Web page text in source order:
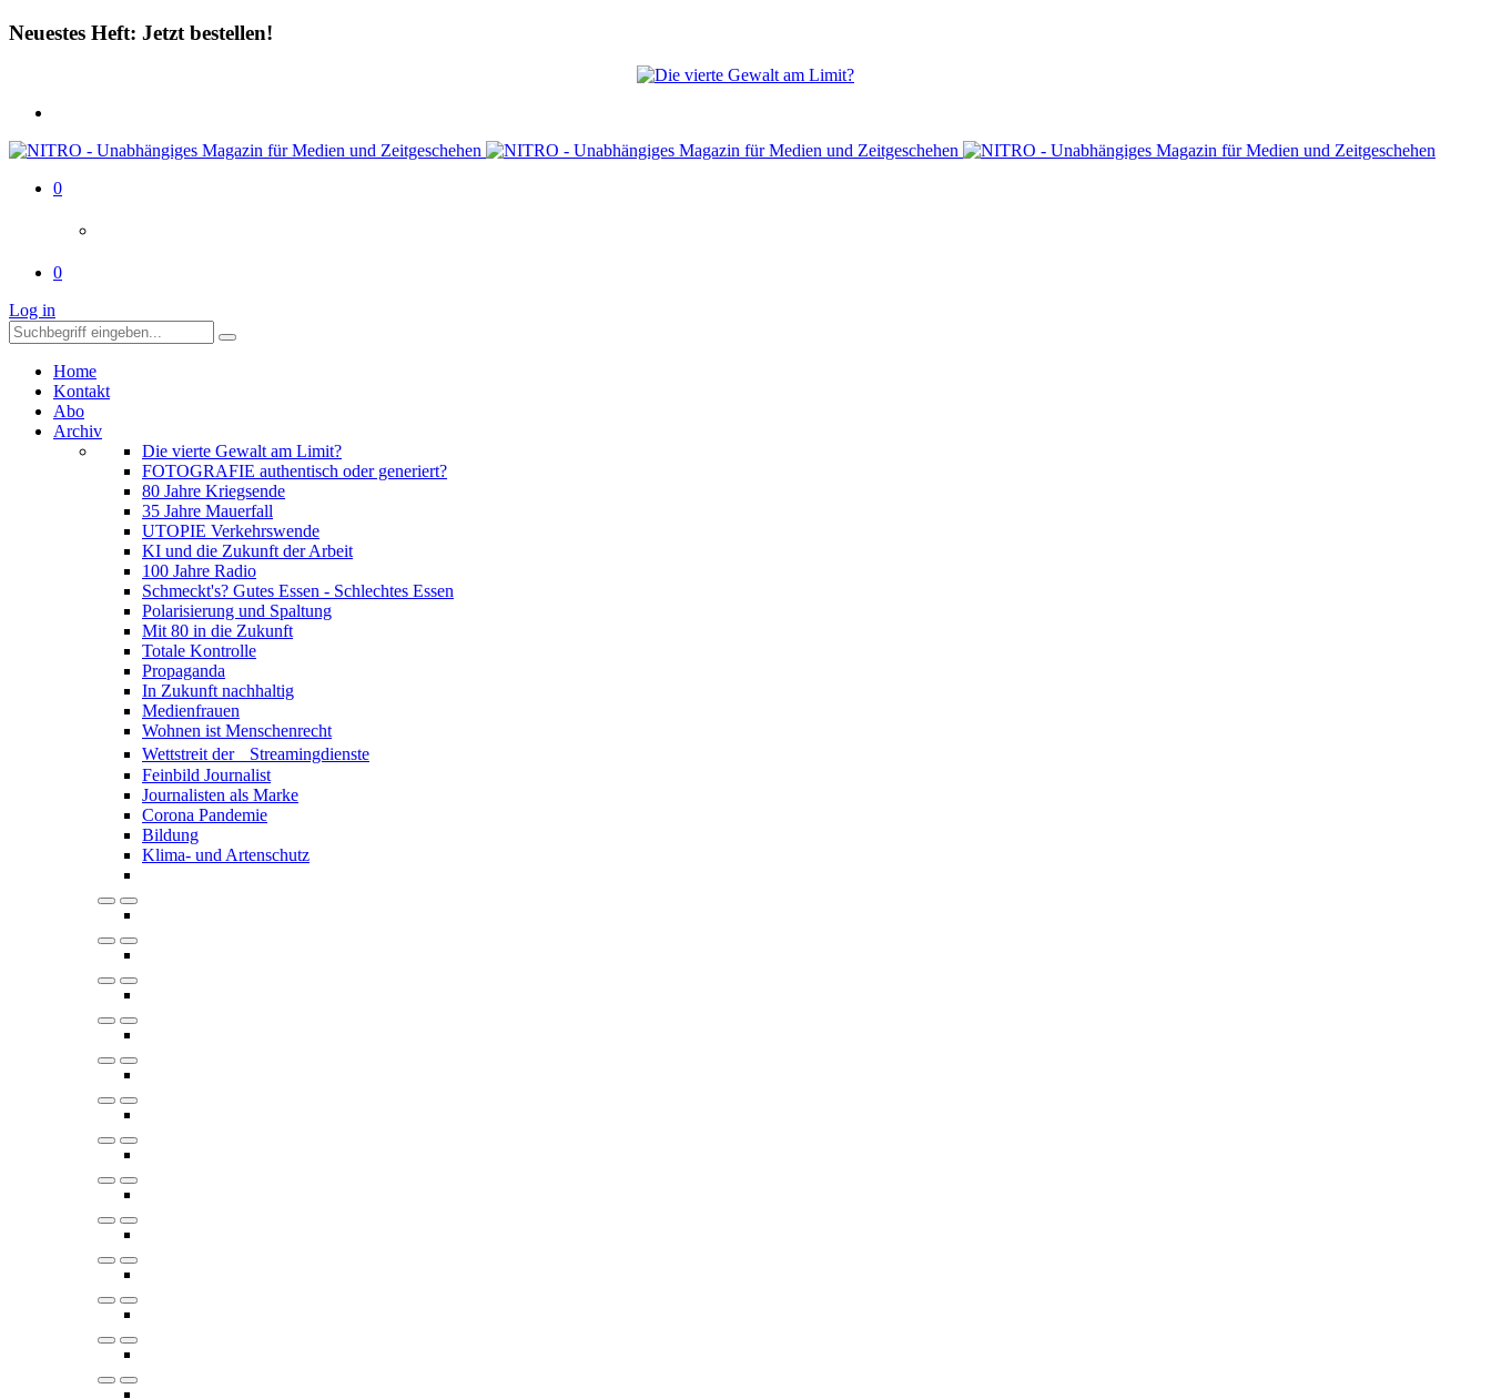
Neuestes Heft: Jetzt bestellen!
0
0
Log in
Home
Kontakt
Abo
Archiv
Die vierte Gewalt am Limit?
FOTOGRAFIE authentisch oder generiert?
80 Jahre Kriegsende
35 Jahre Mauerfall
UTOPIE Verkehrswende
KI und die Zukunft der Arbeit
100 Jahre Radio
Schmeckt's? Gutes Essen - Schlechtes Essen
Polarisierung und Spaltung
Mit 80 in die Zukunft
Totale Kontrolle
Propaganda
In Zukunft nachhaltig
Medienfrauen
Wohnen ist Menschenrecht
Wettstreit der Streamingdienste
Feinbild Journalist
Journalisten als Marke
Corona Pandemie
Bildung
Klima- und Artenschutz